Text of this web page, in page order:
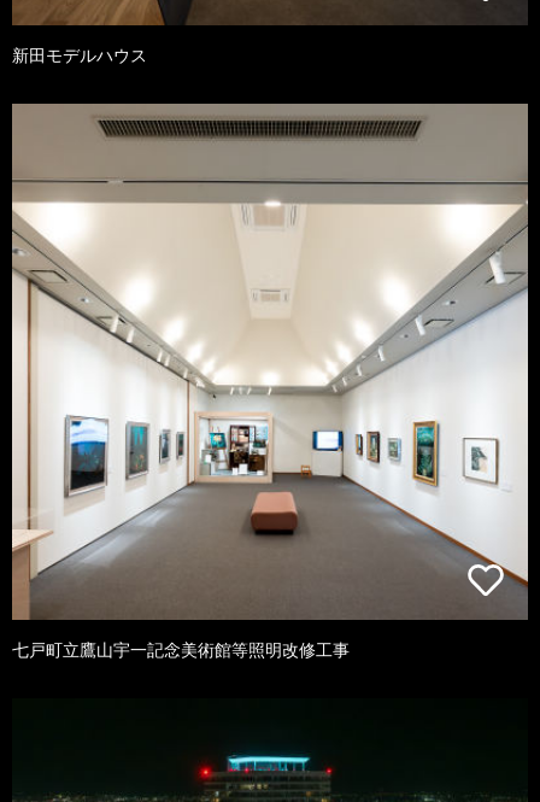
新田モデルハウス
七戸町立鷹山宇一記念美術館等照明改修工事